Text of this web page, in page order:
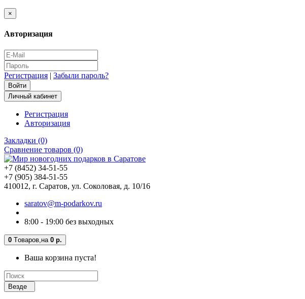
×
Авторизация
Регистрация | Забыли пароль?
Личный кабинет
Регистрация
Авторизация
Закладки (0)
Сравнение товаров (0)
+7 (8452) 34-51-55
+7 (905) 384-51-55
410012, г. Саратов, ул. Соколовая, д. 10/16
saratov@m-podarkov.ru
8:00 - 19:00 без выходных
0 Tоваров, на 0 р.
Ваша корзина пуста!
Везде